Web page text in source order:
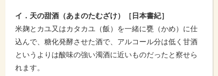
イ．天の甜酒（あまのたむざけ）［日本書紀］
米麹とカユ又はカタカユ（飯）を一緒に甕（かめ）に仕
込んで、糖化発酵させた酒で、アルコール分は低く甘酒
というよりは酸味の強い濁酒に近いものだったと察せら
れます。